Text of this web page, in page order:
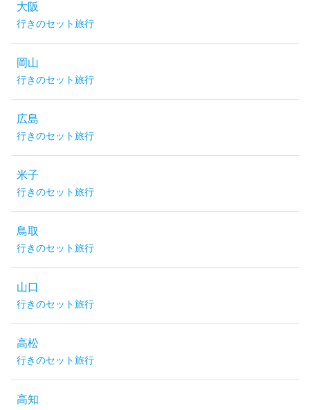
大阪
行きのセット旅行
岡山
行きのセット旅行
広島
行きのセット旅行
米子
行きのセット旅行
鳥取
行きのセット旅行
山口
行きのセット旅行
高松
行きのセット旅行
高知